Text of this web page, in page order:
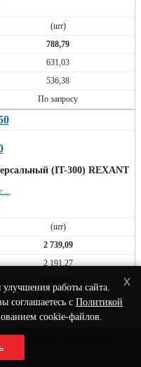
работы сайта.
соглашаетесь с Политикой
cookie-файлов.
x
(шт)
788,79
631,03
536,38
По запросу
(IT-300) REXANT
...
(шт)
2 739,09
2 191,27
1 862,58
По запросу